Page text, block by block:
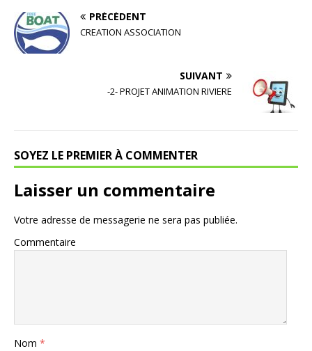
PRÉCÉDENT
CREATION ASSOCIATION
SUIVANT
-2- PROJET ANIMATION RIVIERE
SOYEZ LE PREMIER À COMMENTER
Laisser un commentaire
Votre adresse de messagerie ne sera pas publiée.
Commentaire
Nom *